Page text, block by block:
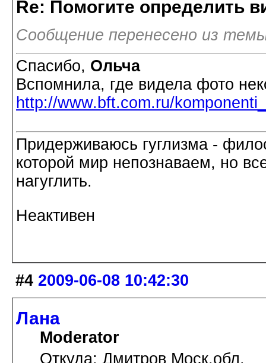
Re: Помогите определить
Сообщение перенесено из
Спасибо, Ольча
Вспомнила, где видела фото
http://www.bft.com.ru/
Придерживаюсь гуглизма -
которой мир непознаваем, но
нагуглить.
Неактивен
#4 2009-06-08 10:42:30
Лана
Moderator
Откуда: Дмитров Моск.обл.